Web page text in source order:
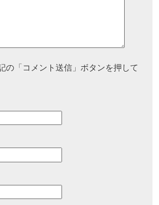
の「コメント送信」ボタンを押して